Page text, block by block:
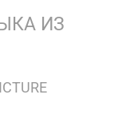
ИЗ